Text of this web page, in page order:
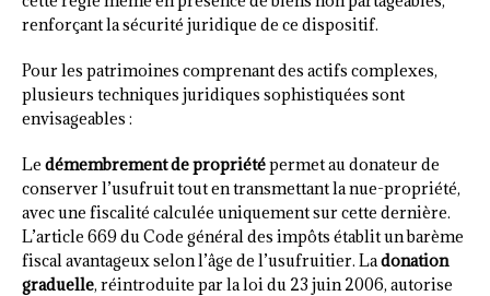
renforçant la sécurité juridique de ce dispositif.
Pour les patrimoines comprenant des actifs complexes,
plusieurs techniques juridiques sophistiquées sont
envisageables :
Le démembrement de propriétépermet au donateur de
conserver l’usufruit tout en transmettant la nue-propriété,
avec une fiscalité calculée uniquement sur cette dernière.
L’article 669 du Code général des impôts établit un barème
fiscal avantageux selon l’âge de l’usufruitier. Ladonation
graduelle, réintroduite par la loi du 23 juin 2006, autorise